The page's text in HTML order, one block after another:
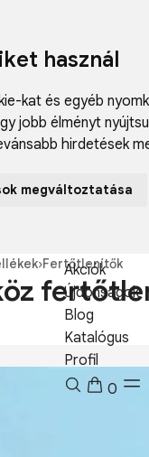
használ
kat és egyéb
jobb élményt
hirdetések
megváltoztatása
Fodrászcikk
Akciók
Újdonságok
Blog
Katalógus
Profil
0
›Fertőtlenítők